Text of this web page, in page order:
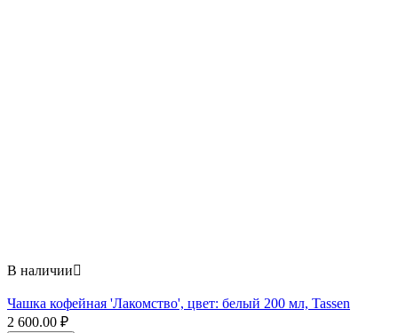
В наличии
Чашка кофейная 'Лакомство', цвет: белый 200 мл, Tassen
2 600.00 ₽